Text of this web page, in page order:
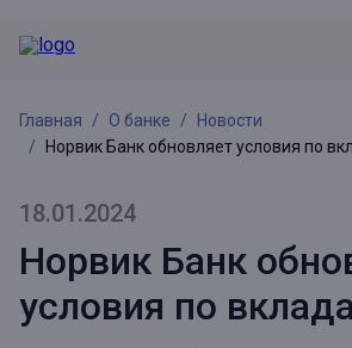
Главная О банке
Новости
Норвик Банк обновляет условия по
18.01.2024
Норвик Банк
условия по